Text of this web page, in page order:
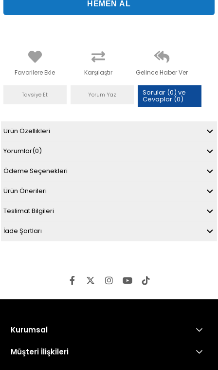
Favorilere Ekle Karşılaştır Gelince Haber Ver
Tavsiye Et Yorum Yaz Sorular (0) ve
Cevaplar (0)
Ürün Özellikleri
Yorumlar(0)
Ödeme Seçenekleri
Ürün Önerileri
Teslimat Bilgileri
İade Şartları
Kurumsal
Müşteri İlişkileri